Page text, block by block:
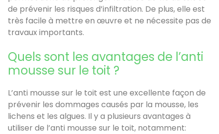
de prévenir les risques d’infiltration. De plus, elle est
très facile à mettre en œuvre et ne nécessite pas de
travaux importants.
Quels sont les avantages de l’anti
mousse sur le toit ?
L’anti mousse sur le toit est une excellente façon de
prévenir les dommages causés par la mousse, les
lichens et les algues. Il y a plusieurs avantages à
utiliser de l’anti mousse sur le toit, notamment: